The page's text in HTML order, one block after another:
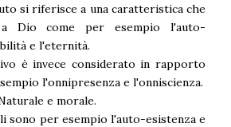
si riferisce a una caratteristica che
Dio come per esempio l'auto-
e l'eternità.
è invece considerato in rapporto
l'onnipresenza e l'onniscienza.
e morale.
sono per esempio l'auto-esistenza e